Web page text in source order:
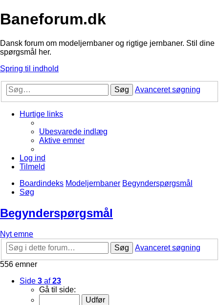
Baneforum.dk
Dansk forum om modeljernbaner og rigtige jernbaner. Stil dine
spørgsmål her.
Spring til indhold
Søg Avanceret søgning
Hurtige links
Ubesvarede indlæg
Aktive emner
Log ind
Tilmeld
Boardindeks Modeljernbaner Begynderspørgsmål
Søg
Begynderspørgsmål
Nyt emne
Søg
Avanceret søgning
556 emner
Side 3 af23
Gå til side: